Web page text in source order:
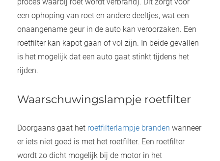
proces waarbij roet wordt verbrand). Dit zorgt voor
een ophoping van roet en andere deeltjes, wat een
onaangename geur in de auto kan veroorzaken. Een
roetfilter kan kapot gaan of vol zijn. In beide gevallen
is het mogelijk dat een auto gaat stinkt tijdens het
rijden.
Waarschuwingslampje roetfilter
Doorgaans gaat het roetfilterlampje branden wanneer
er iets niet goed is met het roetfilter. Een roetfilter
wordt zo dicht mogelijk bij de motor in het